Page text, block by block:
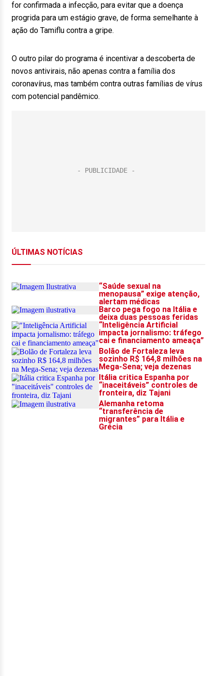
for confirmada a infecção, para evitar que a doença
progrida para um estágio grave, de forma semelhante à
ação do Tamiflu contra a gripe.
O outro pilar do programa é incentivar a descoberta de
novos antivirais, não apenas contra a família dos
coronavírus, mas também contra outras famílias de vírus
com potencial pandêmico.